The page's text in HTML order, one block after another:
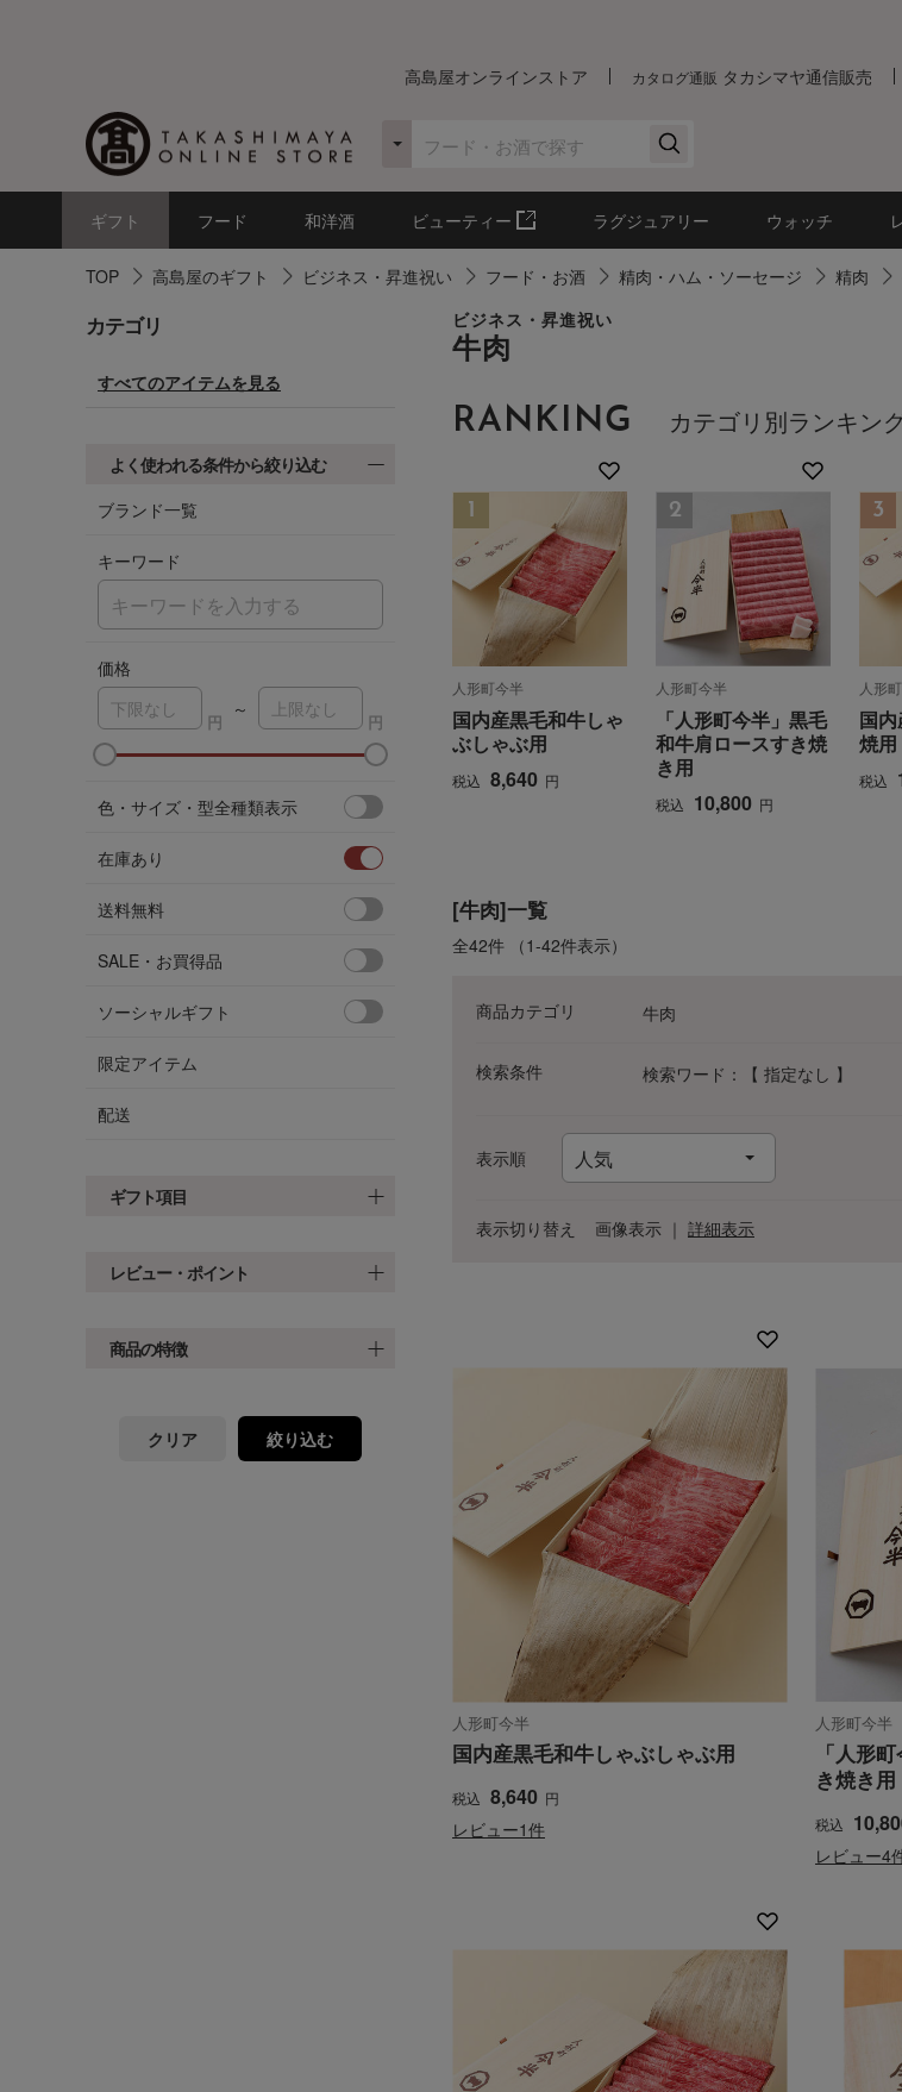
高島屋オンラインストア カタログ通販 タカシマヤ通信販売
ギフト フード 和洋酒 ビューティー ラグジュアリー ウォッチ
TOP 高島屋のギフト ビジネス・昇進祝い フード・お酒 精肉・ハム・ソーセージ 精肉
カテゴリ
すべてのアイテムを見る
よく使われる条件から絞り込む
ブランド一覧
ア カ タ マ
キーワード
価格
～
色・サイズ・型全種類表示
在庫あり
送料無料
SALE・お買得品
ソーシャルギフト
限定アイテム
配送
ギフト項目
レビュー・ポイント
商品の特徴
クリア 絞り込む
ビジネス・昇進祝い
牛肉
RANKING カテゴリ別ランキング
人形町今半
国内産黒毛和牛しゃ
ぶしゃぶ用
税込 8,640 円
人形町今半
「人形町今半」黒毛
和牛肩ロースすき焼
き用
税込 10,800 円
人形
国
焼用
税込
[牛肉]一覧
全42件 （1-42件表示）
商品カテゴリ 牛肉
検索条件 検索ワード：【 指定なし 】
表示順
表示切り替え 画像表示 ｜ 詳細表示
人形町今半
国内産黒毛和牛しゃぶしゃぶ用
税込 8,640 円
レビュー1件
人形町今半
「人形
き焼き用
税込
レビュー4